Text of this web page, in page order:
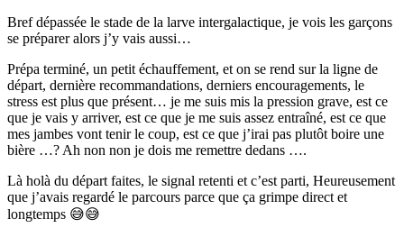
Bref dépassée le stade de la larve intergalactique, je vois les garçons
se préparer alors j’y vais aussi…
Prépa terminé, un petit échauffement, et on se rend sur la ligne de
départ, dernière recommandations, derniers encouragements, le
stress est plus que présent… je me suis mis la pression grave, est ce
que je vais y arriver, est ce que je me suis assez entraîné, est ce que
mes jambes vont tenir le coup, est ce que j’irai pas plutôt boire une
bière …? Ah non non je dois me remettre dedans ….
Là holà du départ faites, le signal retenti et c’est parti, Heureusement
que j’avais regardé le parcours parce que ça grimpe direct et
longtemps 😅😅